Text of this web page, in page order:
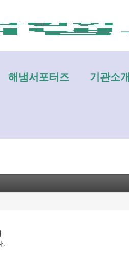
해냄서포터즈 기관소개
.